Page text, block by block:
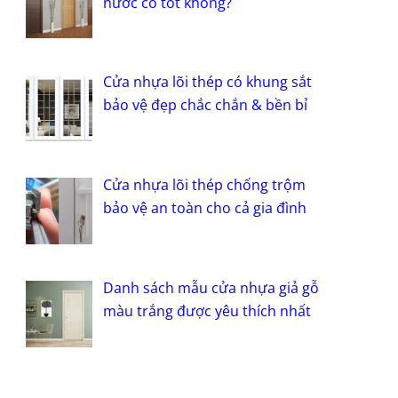
Cửa nhựa lõi thép có khung sắt
bảo vệ đẹp chắc chắn & bền bỉ
Cửa nhựa lõi thép chống trộm
bảo vệ an toàn cho cả gia đình
Danh sách mẫu cửa nhựa giả gỗ
màu trắng được yêu thích nhất